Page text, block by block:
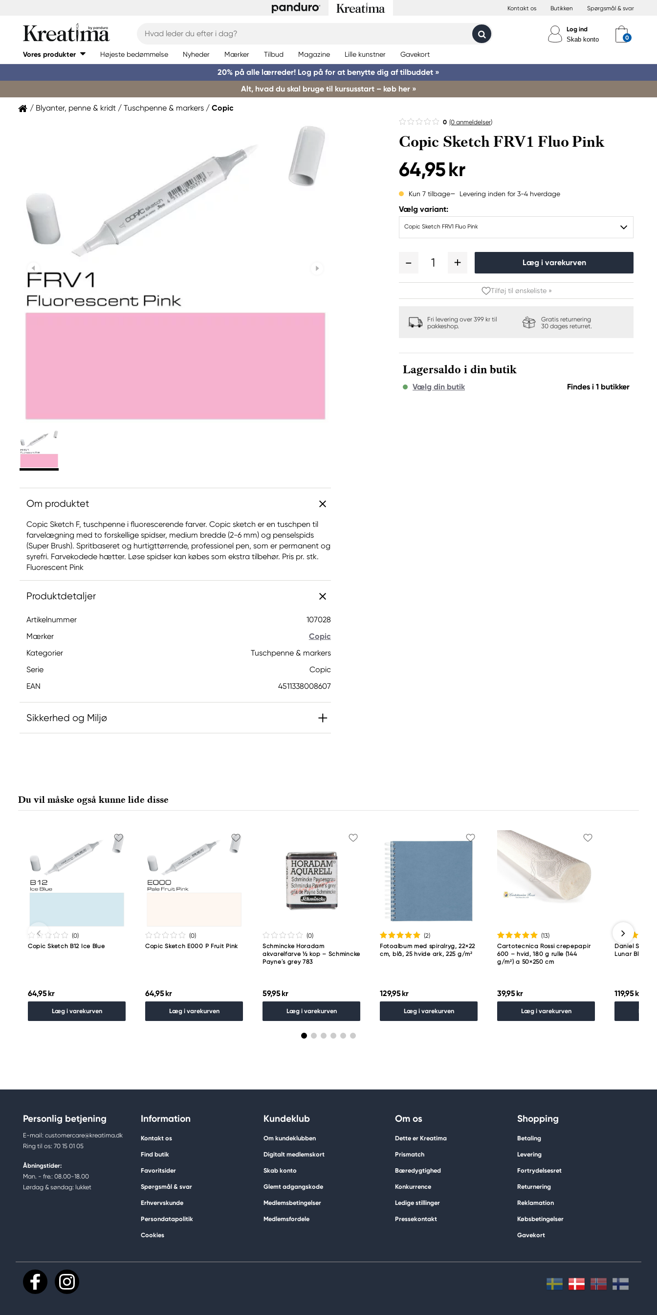
Kontakt os Butikken Spørgsmål & svar
Log ind
Skab konto
Vores produkter Højeste bedømmelse Nyheder Mærker Tilbud Magazine Lille kunstner Gavekort
20% på alle lærreder! Log på for at benytte dig af tilbuddet »
Alt, hvad du skal bruge til kursusstart – køb her »
Blyanter, penne & kridt Tuschpenne & markers Copic
0 (0 anmeldelser)
Copic Sketch FRV1 Fluo Pink
64,95 kr
Kun 7 tilbage Levering inden for 3-4 hverdage
Vælg variant:
Copic Sketch FRV1 Fluo Pink
1 Læg i varekurven
Tilføj til ønskeliste »
Fri levering over 399 kr til
pakkeshop.
Gratis returnering
30 dages returret.
Lagersaldo i din butik
Vælg din butik Findes i 1 butikker
Om produktet
Copic Sketch F, tuschpenne i fluorescerende farver. Copic sketch er en tuschpen til
farvelægning med to forskellige spidser, medium bredde (2-6 mm) og penselspids
(Super Brush). Spritbaseret og hurtigttørrende, professionel pen, som er permanent og
syrefri. Farvekodede hætter. Løse spidser kan købes som ekstra tilbehør. Pris pr. stk.
Fluorescent Pink
Produktdetaljer
Artikelnummer
107028
Mærker
Copic
Kategorier
Tuschpenne & markers
Serie
Copic
EAN
4511338008607
Sikkerhed og Miljø
65205 Wiesbaden, Germany
export@holtz-gmbh.de
Copic
Too Marker Products Inc.
Meguro Higashiyama Bldg., 1-4-4 Higashiyama, Meguro-ku
Tokyo 153-0043 Japan
Du vil måske også kunne lide disse
(0)
Copic Sketch B12 Ice Blue
64,95 kr
Læg i varekurven
(0)
Copic Sketch E000 P Fruit Pink
64,95 kr
Læg i varekurven
(0)
Schmincke Horadam
akvarelfarve ½ kop – Schmincke
Payne´s grey 783
59,95 kr
Læg i varekurven
(2)
Fotoalbum med spiralryg, 22×22
cm, blå, 25 hvide ark, 225 g/m²
129,95 kr
Læg i varekurven
(13)
Cartotecnica Rossi crepepapir
600 – hvid, 180 g rulle (144
g/m²) a 50×250 cm
39,95 kr
Læg i varekurven
Daniel Smith
Lunar Black
119,95 kr
Læg i
Personlig betjening
E-mail: customercare@kreatima.dk
Ring til os: 70 15 01 05
Åbningstider:
Man. - fre.: 08.00-18.00
Lørdag & søndag: lukket
Information
Kontakt os
Find butik
Favoritsider
Spørgsmål & svar
Erhvervskunde
Persondatapolitik
Cookies
Kundeklub
Om kundeklubben
Digitalt medlemskort
Skab konto
Glemt adgangskode
Medlemsbetingelser
Medlemsfordele
Om os
Dette er Kreatima
Prismatch
Bæredygtighed
Konkurrence
Ledige stillinger
Pressekontakt
Shopping
Betaling
Levering
Fortrydelsesret
Returnering
Reklamation
Købsbetingelser
Gavekort